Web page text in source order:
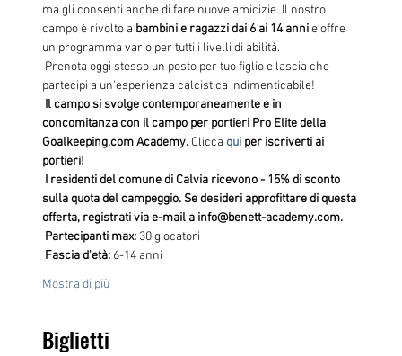
ma gli consenti anche di fare nuove amicizie. Il nostro
campo è rivolto a bambini e ragazzi dai 6 ai 14 anni e offre
un programma vario per tutti i livelli di abilità.
partecipi a un'esperienza calcistica indimenticabile!
Il campo si svolge contemporaneamente e in
concomitanza con il campo per portieri Pro Elite della
Goalkeeping.com Academy. Clicca qui per iscriverti ai
portieri!
I residenti del comune di Calvia ricevono - 15% di sconto
sulla quota del campeggio. Se desideri approfittare di questa
offerta, registrati via e-mail a info@benett-academy.com.
Partecipanti max: 30 giocatori
Fascia d'età: 6-14 anni
Mostra di più
Biglietti